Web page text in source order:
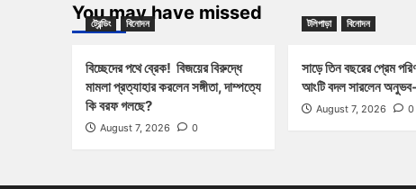
You may have missed
ট্রেন্ডিং বিনোদন
বিচ্ছেদের পথে ব্রেক! বিজয়ের বিরুদ্ধে
মামলা প্রত্যাহার করলেন সঙ্গীতা, দাম্পত্যে
কি বরফ গলছে?
August 7, 2026 0
টলিপাড়া বিনোদন
সাড়ে তিন বছরের প্রেম
আংটি বদল সারলেন
August 7, 2026 0